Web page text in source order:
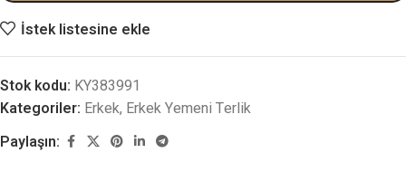
İstek listesine ekle
Stok kodu: KY383991
Kategoriler: Erkek, Erkek Yemeni Terlik
Paylaşın: